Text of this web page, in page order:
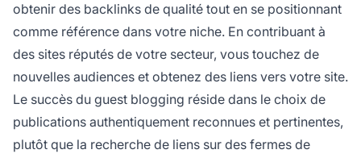
obtenir des backlinks de qualité tout en se positionnant
comme référence dans votre niche. En contribuant à
des sites réputés de votre secteur, vous touchez de
nouvelles audiences et obtenez des liens vers votre site.
Le succès du guest blogging réside dans le choix de
publications authentiquement reconnues et pertinentes,
plutôt que la recherche de liens sur des fermes de